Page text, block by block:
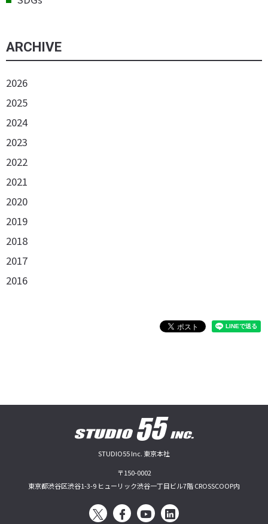
ARCHIVE
2026
2025
2024
2023
2022
2021
2020
2019
2018
2017
2016
STUDIO55 Inc. 東京本社
〒150-0002
東京都渋谷区渋谷1-3-9 ヒューリック渋谷一丁目ビル7階 CROSSCOOP内